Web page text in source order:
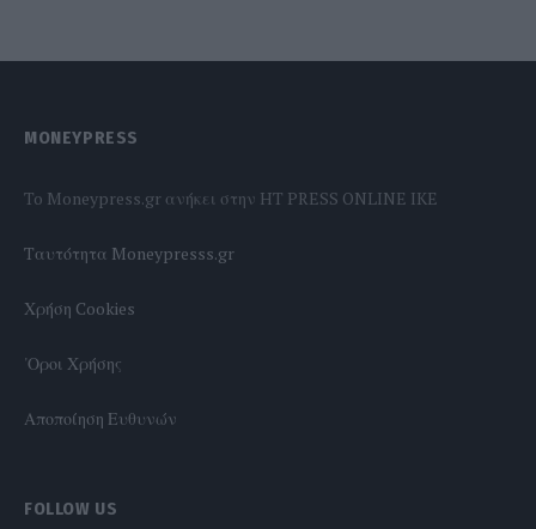
MONEYPRESS
To Moneypress.gr ανήκει στην HT PRESS ONLINE IKE
Tαυτότητα Moneypresss.gr
Χρήση Cookies
'Οροι Χρήσης
Αποποίηση Ευθυνών
FOLLOW US